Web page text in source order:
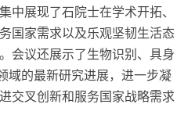
中展现了石院士在学术开拓、
国家需求以及乐观坚韧生活态
会议还展示了生物识别、具身
域的最新研究进展，进一步凝
交叉创新和服务国家战略需求